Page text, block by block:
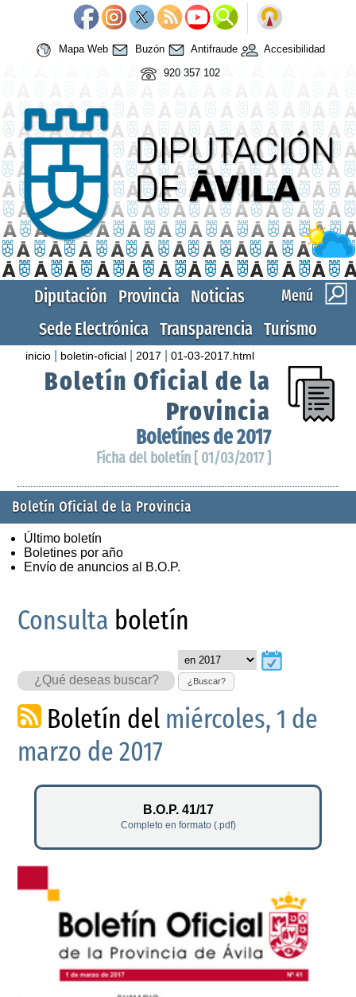
Mapa Web Buzón Antifraude
Accesibilidad
920 357 102
Menú
Diputación Provincia Noticias
Sede Electrónica Transparencia Turismo
inicio boletin-oficial 2017 |01-03-2017.html
Boletín Oficial de la
Provincia
Boletínes de 2017
Ficha del boletín [ 01/03/2017 ]
Boletín Oficial de la Provincia
Último boletín
Boletines por año
Envío de anuncios al B.O.P.
Consulta boletín
¿Buscar?
Boletín del miércoles, 1 de
marzo de 2017
B.O.P. 41/17
Completo en formato (.pdf)